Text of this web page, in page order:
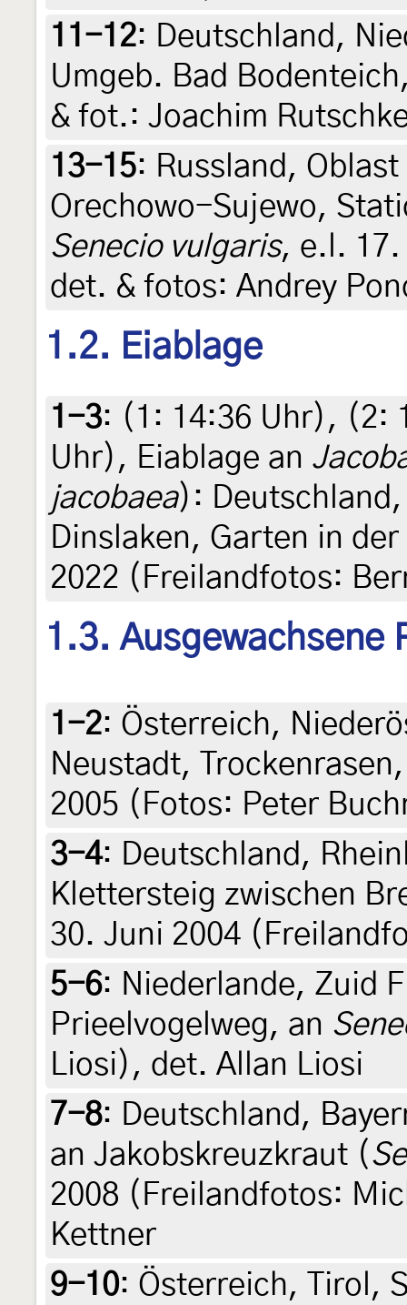
11-12: Deutschland,
Umgeb. Bad
& fot.: Joachim
13-15: Russland,
Orechowo-Sujewo,
Senecio vulgaris, e.l.
det. & fotos: Andrey
1.2. Eiablage
1-3: (1: 14:36 Uhr), (2:
Uhr), Eiablage an
jacobaea):
Dinslaken, Garten in
2022 (Freilandfotos:
1.3. Ausgewachsene
1-2: Österreich,
Neustadt,
2005 (Fotos: Peter
3-4: Deutschland,
Klettersteig zwischen
30. Juni 2004
5-6: Niederlande, Zuid
Prieelvogelweg, an
Liosi), det. Allan Liosi
7-8: Deutschland,
an Jakobskreuzkraut (
2008 (Freilandfotos:
Kettner
9-10: Österreich, Tirol,